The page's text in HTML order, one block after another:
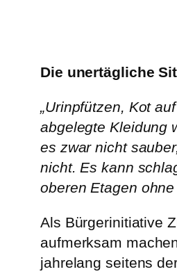
Die unertägliche
„Urinpfützen, Kot
abgelegte Kleidung
es zwar nicht
nicht. Es kann
oberen Etagen
Als Bürgerinitiative
aufmerksam
jahrelang seitens